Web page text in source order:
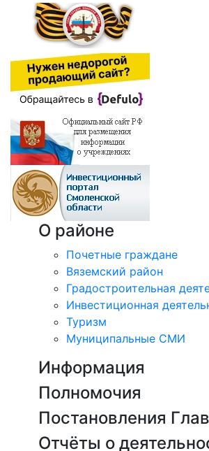
О районе
Почетные граждане
Вяземский район
Градостроительная
Инвестиционная
Туризм
Муниципальные СМИ
Информация
Полномочия
Постановления
Отчёты о